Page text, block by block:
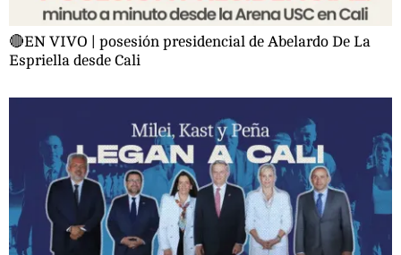
🔴EN VIVO | posesión presidencial de Abelardo De La
Espriella desde Cali